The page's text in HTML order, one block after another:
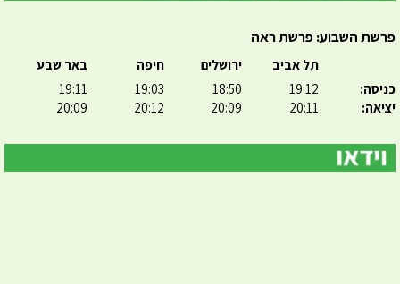
פרשת השבוע: פרשת ראה
כניסה:
יציאה:
תל אביב
19:12
20:11
ירושלים
18:50
20:09
חיפה
19:03
20:12
באר שבע
19:11
20:09